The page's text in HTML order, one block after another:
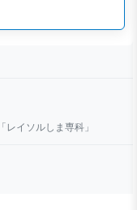
イソルしま専科」